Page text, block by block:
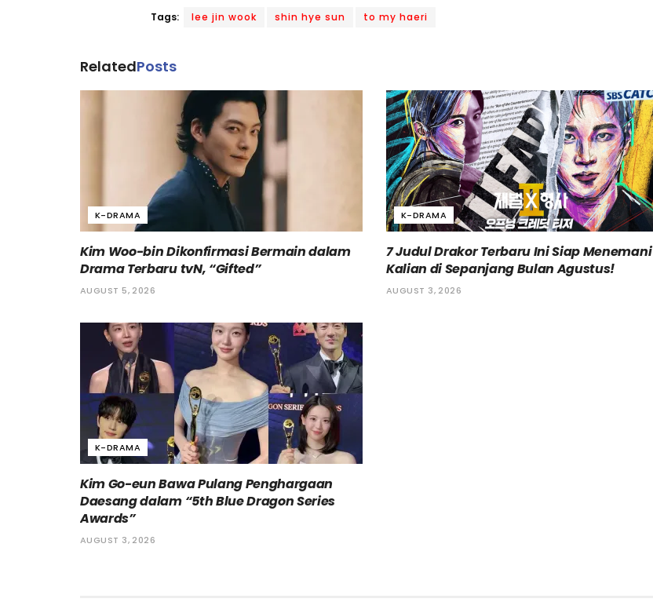
Tags: lee jin wook shin hye sun to my haeri
RelatedPosts
K-DRAMA
Kim Woo-bin Dikonfirmasi Bermain dalam
Drama Terbaru tvN, “Gifted”
AUGUST 5, 2026
K-DRAMA
7 Judul Drakor Terbaru Ini Siap Menemani
Kalian di Sepanjang Bulan Agustus!
AUGUST 3, 2026
K-DRAMA
Kim Go-eun Bawa Pulang Penghargaan
Daesang dalam “5th Blue Dragon Series
Awards”
AUGUST 3, 2026